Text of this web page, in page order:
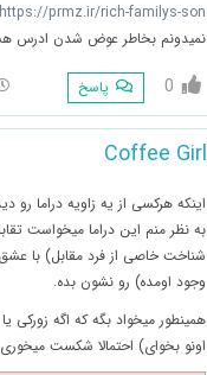
https://prmz.ir/rich-familys-son/
نمیدونم بخاطر عوض شدن ادرس
0 پاسخ
Coffee Girl
اینکه هرکسی از یه زاویه دراما رو
به نظر منم این دراما میخواست
شناخت خاصی از فرد مقابل) با
وجود اومده) رو نشون بده.
همینطور میخواد بگه که اگه زورکی
اونو بخوای) احتمالا شکست